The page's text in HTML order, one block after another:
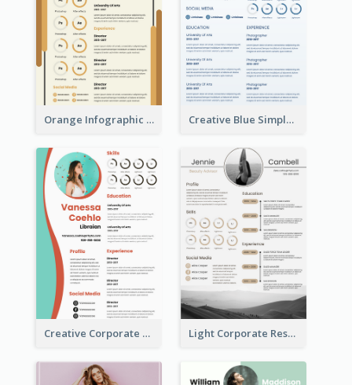
Orange Infographic Market Analyst Resume Creative Blue Simple Resume
Creative Corporate Teal Resume Light Corporate Resume